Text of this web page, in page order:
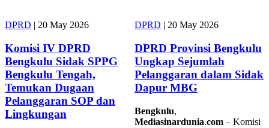
DPRD | 20 May 2026
Komisi IV DPRD
Bengkulu Sidak SPPG
Bengkulu Tengah,
Temukan Dugaan
Pelanggaran SOP dan
Lingkungan
DPRD | 20 May 2026
DPRD Provinsi Bengkulu
Ungkap Sejumlah
Pelanggaran dalam Sidak
Dapur MBG
Bengkulu,
Mediasinardunia.com – Komisi